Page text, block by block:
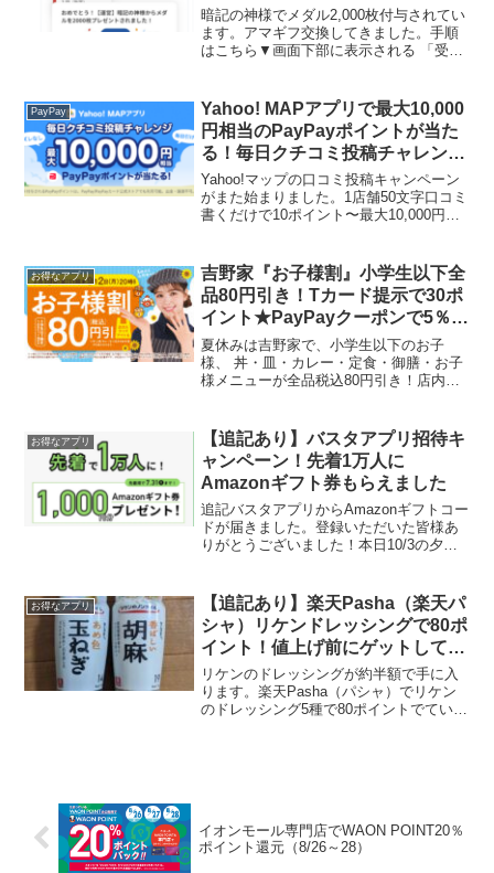
暗記の神様でメダル2,000枚付与されてい
ます。アマギフ交換してきました。手順
はこちら▼画面下部に表示される 「受け
神様」という暗記特化の勉強アプリを新
規インストール...
PayPay
Yahoo! MAPアプリで最大10,000
円相当のPayPayポイントが当た
る！毎日クチコミ投稿チャレンジ
2つのキャンペーンで10ポイント
～＋50ポイント必ずもらえる
Yahoo!マップの口コミ投稿キャンペーン
がまた始まりました。1店舗50文字口コミ
書くだけで10ポイント〜最大10,000円相
コミ投稿チャレンジハズレは...
お得なアプリ
吉野家『お子様割』小学生以下全
品80円引き！Tカード提示で30ポ
イント★PayPayクーポンで5％還
元
夏休みは吉野家で、小学生以下のお子
様、 丼・皿・カレー・定食・御膳・お子
様メニューが全品税込80円引き！店内で
時小学生以下のお子様は全品税込80円...
お得なアプリ
【追記あり】バスタアプリ招待キ
ャンペーン！先着1万人に
Amazonギフト券もらえました
追記バスタアプリからAmazonギフトコー
ドが届きました。登録いただいた皆様あ
りがとうございました！本日10/3の夕方
額キャンペーンは中止になりました。交
換済みのアマ...
お得なアプリ
【追記あり】楽天Pasha（楽天パ
シャ）リケンドレッシングで80ポ
イント！値上げ前にゲットしてお
こう
リケンのドレッシングが約半額で手に入
ります。楽天Pasha（パシャ）でリケン
のドレッシング5種で80ポイントでていま
イオンモール専門店でWAON POINT20％
ポイント還元（8/26～28）